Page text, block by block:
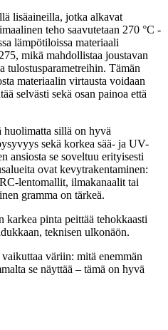
lisäaineilla, jotka alkavat
teho saavutetaan 270 °C -
lämpötiloissa materiaali
mikä mahdollistaa joustavan
tulostusparametreihin. Tämän
materiaalin virtausta voidaan
selvästi sekä osan painoa että
huolimatta sillä on hyvä
sekä korkea sää- ja UV-
ansiosta se soveltuu erityisesti
ovat kevytrakentaminen:
lentomallit, ilmakanaalit tai
gramma on tärkeä.
karkea pinta peittää tehokkaasti
teknisen ulkonäön.
väriin: mitä enemmän
se näyttää – tämä on hyvä